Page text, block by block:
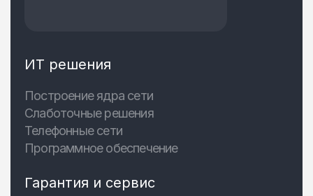
ИТ решения
Построение ядра сети
Слаботочные решения
Телефонные сети
Программное обеспечение
Гарантия и сервис